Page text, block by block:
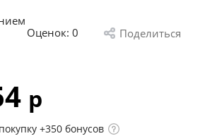
Оценок: 0 Поделиться
р
+350 бонусов